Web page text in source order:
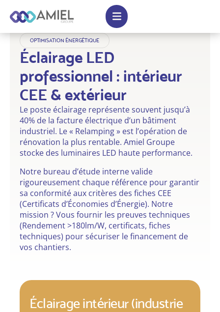
OPTIMISATION ÉNERGÉTIQUE
Éclairage LED
professionnel : intérieur
CEE & extérieur
Le poste éclairage représente souvent jusqu’à
40% de la facture électrique d’un bâtiment
industriel. Le « Relamping » est l’opération de
rénovation la plus rentable. Amiel Groupe
stocke des luminaires LED haute performance.
Notre bureau d’étude interne valide
rigoureusement chaque référence pour garantir
sa conformité aux critères des fiches CEE
(Certificats d’Économies d’Énergie). Notre
mission ? Vous fournir les preuves techniques
(Rendement >180lm/W, certificats, fiches
techniques) pour sécuriser le financement de
vos chantiers.
Éclairage intérieur (industrie